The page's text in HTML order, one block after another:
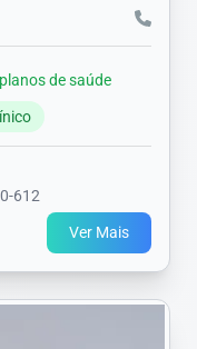
de saúde
612
Ver Mais